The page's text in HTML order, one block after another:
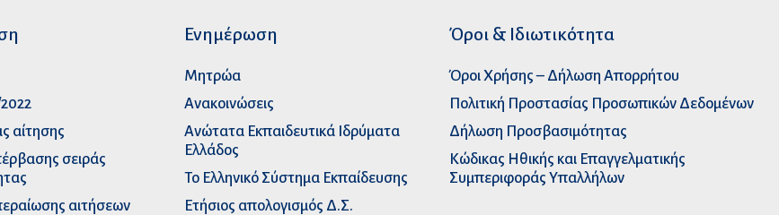
αίτησης
σειράς
αιτήσεων
Ενημέρωση
Μητρώα
Ανακοινώσεις
Ανώτατα Eκπαιδευτικά Iδρύματα
Ελλάδος
Το Ελληνικό Σύστημα Εκπαίδευσης
Ετήσιος απολογισμός Δ.Σ.
Όροι & Ιδιωτικότητα
Όροι Χρήσης – Δήλωση Απορρήτου
Πολιτική Προστασίας Προσωπικών Δεδομένων
Δήλωση Προσβασιμότητας
Κώδικας Ηθικής και Επαγγελματικής
Συμπεριφοράς Υπαλλήλων